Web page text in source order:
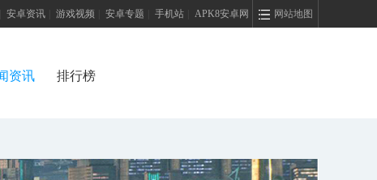
网站地图
安卓资讯 游戏视频 安卓专题 手机站 APK8安卓网
资讯 排行榜